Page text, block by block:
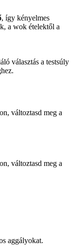
, így kényelmes
a wok ételektől a
választás a testsúly
változtasd meg a
változtasd meg a
aggályokat.